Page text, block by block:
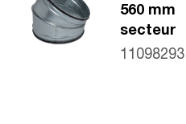
560 mm
secteur
11098293